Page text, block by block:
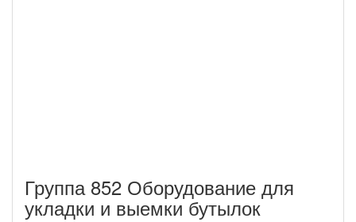
Группа 852 Оборудование для
укладки и выемки бутылок